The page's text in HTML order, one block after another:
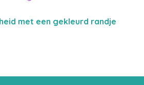
met een gekleurd randje